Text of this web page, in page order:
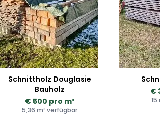
Schnittholz Douglasie
Bauholz
€ 500 pro m³
5,36 m³ verfügbar
€